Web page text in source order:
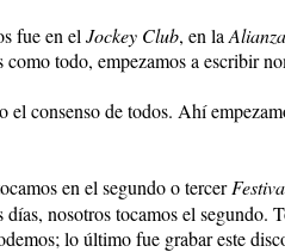
fue en elJockey Club, en la
todo, empezamos a escribir
el consenso de todos. Ahí
en el segundo o tercer
días, nosotros tocamos el segundo.
lo último fue grabar este